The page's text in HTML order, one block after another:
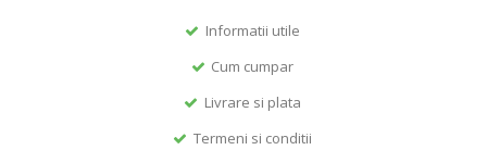
Informatii utile
Cum cumpar
Livrare si plata
Termeni si conditii